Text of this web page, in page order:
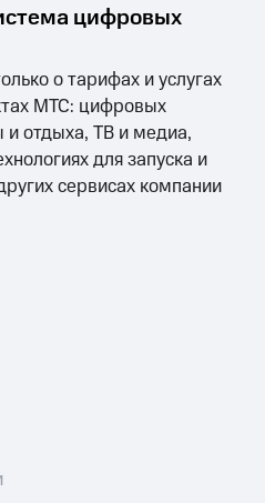
цифровых
о тарифах и услугах
МТС: цифровых
и отдыха, ТВ и медиа,
для запуска и
сервисах компании